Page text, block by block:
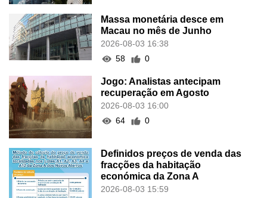
Massa monetária desce em
Macau no mês de Junho
2026-08-03 16:38
58
0
Jogo: Analistas antecipam
recuperação em Agosto
2026-08-03 16:00
64
0
Definidos preços de venda das
fracções da habitação
económica da Zona A
2026-08-03 15:59